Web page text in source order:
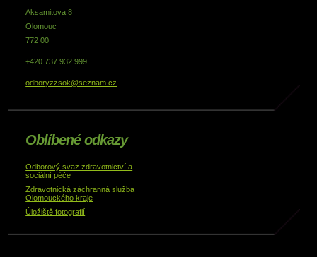
Aksamitova 8
Olomouc
772 00
+420 737 932 999
odboryzzsok@seznam.cz
Oblíbené odkazy
Odborový svaz zdravotnictví a
sociální péče
Zdravotnická záchranná služba
Olomouckého kraje
Úložiště fotografií